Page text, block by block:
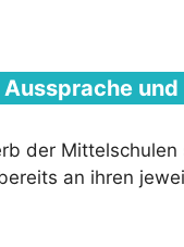
der
an ihren